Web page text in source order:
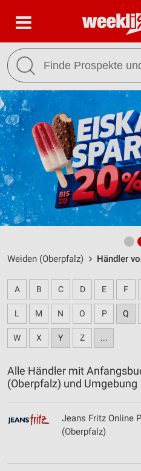
Weiden (Oberpfalz) Händler
A B C D E F
L M N O P Q
W X Y Z ...
Alle Händler mit
(Oberpfalz) und Umgebung
Jeans Fritz Online
(Oberpfalz)